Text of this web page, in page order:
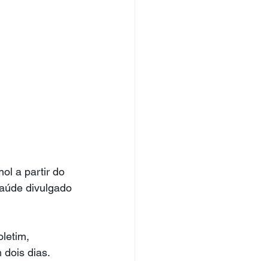
a partir do
divulgado
dois dias.